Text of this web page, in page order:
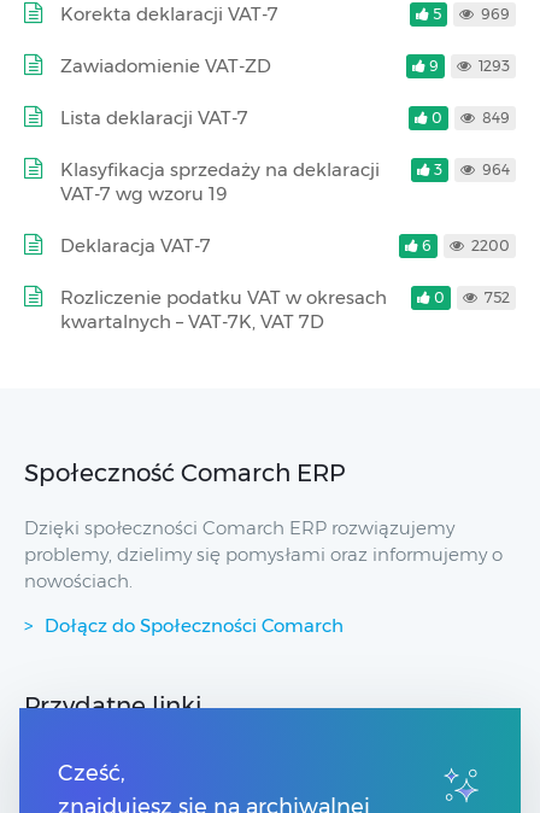
Korekta deklaracji VAT-7 5 969
Zawiadomienie VAT-ZD 9 1293
Lista deklaracji VAT-7 0 849
Klasyfikacja sprzedaży na deklaracji
VAT-7 wg wzoru 19
3 964
Deklaracja VAT-7 6 2200
Rozliczenie podatku VAT w okresach
kwartalnych – VAT-7K, VAT 7D
0 752
Społeczność Comarch ERP
Dzięki społeczności Comarch ERP rozwiązujemy
problemy, dzielimy się pomysłami oraz informujemy o
nowościach.
Dołącz do Społeczności Comarch
Przydatne linki
Strony dla Klientów
Strony dla Partnerów
Cześć,
znajdujesz się na archiwalnej